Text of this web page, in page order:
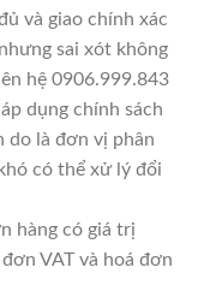
và giao chính xác
sai xót không
hệ 0906.999.843
dụng chính sách
do là đơn vị phân
có thể xử lý đổi
hàng có giá trị
VAT và hoá đơn